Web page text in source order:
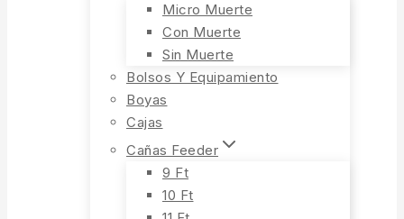
Micro Muerte
Con Muerte
Sin Muerte
Bolsos Y Equipamiento
Boyas
Cajas
Cañas Feeder
9 Ft
10 Ft